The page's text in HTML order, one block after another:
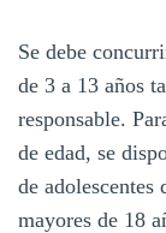
Se debe
de 3 a 13 años
responsable.
de edad, se
de adolescentes
mayores de 18